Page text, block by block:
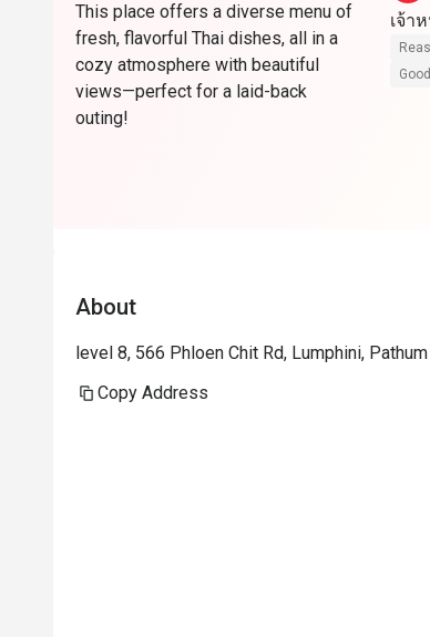
This place offers a diverse menu of
fresh, flavorful Thai dishes, all in a
cozy atmosphere with beautiful
views—perfect for a laid-back
outing!
เจ้า
About
level 8, 566 Phloen Chit Rd, Lumphini,
Copy Address